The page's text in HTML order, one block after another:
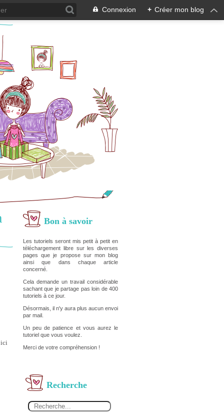
Connexion + Créer mon blog
Bon à savoir
Les tutoriels seront mis petit à petit en
téléchargement libre sur les diverses
pages que je propose sur mon blog
ainsi que dans chaque article
concerné.
Cela demande un travail considérable
sachant que je partage pas loin de 400
tutoriels à ce jour.
Désormais, il n'y aura plus aucun envoi
par mail.
Un peu de patience et vous aurez le
tutoriel que vous voulez.
Merci de votre compréhension !
Recherche